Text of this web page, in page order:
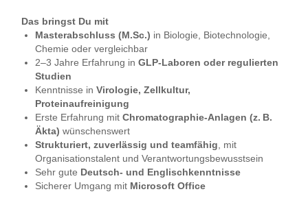
Das bringst Du mit
Masterabschluss (M.Sc.) in Biologie, Biotechnologie,
Chemie oder vergleichbar
2–3 Jahre Erfahrung in GLP-Laboren oder regulierten
Studien
Kenntnisse in Virologie, Zellkultur,
Proteinaufreinigung
Erste Erfahrung mit Chromatographie-Anlagen (z. B.
Äkta) wünschenswert
Strukturiert, zuverlässig und teamfähig , mit
Organisationstalent und Verantwortungsbewusstsein
Sehr gute Deutsch- und Englischkenntnisse
Sicherer Umgang mit Microsoft Office